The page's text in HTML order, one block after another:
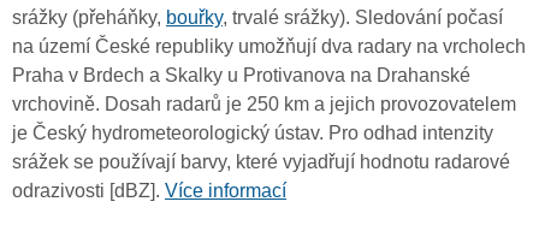
srážky (přeháňky, bouřky, trvalé srážky). Sledování počasí
na území České republiky umožňují dva radary na vrcholech
Praha v Brdech a Skalky u Protivanova na Drahanské
vrchovině. Dosah radarů je 250 km a jejich provozovatelem
je Český hydrometeorologický ústav. Pro odhad intenzity
srážek se používají barvy, které vyjadřují hodnotu radarové
odrazivosti [dBZ]. Více informací